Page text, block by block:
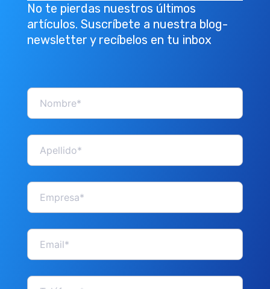
No te pierdas nuestros últimos
artículos. Suscríbete a nuestra blog-
newsletter y recíbelos en tu inbox